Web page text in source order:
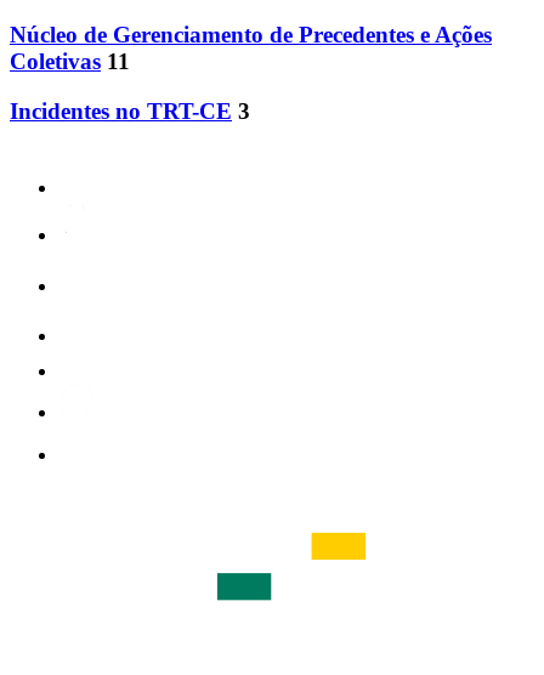
Núcleo de Gerenciamento de Precedentes e Ações
Coletivas 11
Incidentes no TRT-CE 3